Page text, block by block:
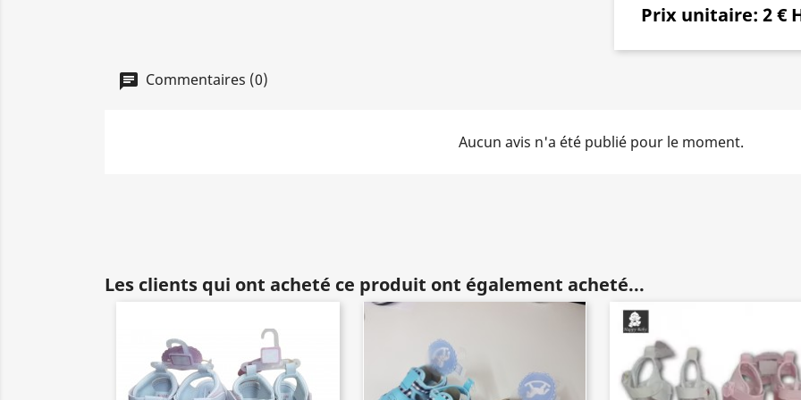
Prix unitaire: 2 €
Commentaires (0)
Aucun avis n'a été publié pour le moment.
Les clients qui ont acheté ce produit ont également acheté...